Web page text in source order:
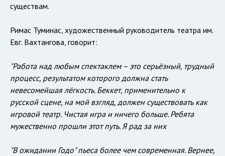
существам.
Римас Туминас, художественный руководитель театра им.
Евг. Вахтангова, говорит:
"Работа над любым спектаклем – это серьёзный, трудный
процесс, результатом которого должна стать
невесомейшая лёгкость. Беккет, применительно к
русской сцене, на мой взгляд, должен существовать как
игровой театр. Чистая игра и ничего больше. Ребята
мужественно прошли этот путь. Я рад за них
"В ожидании Годо" пьеса более чем современная. Вернее,